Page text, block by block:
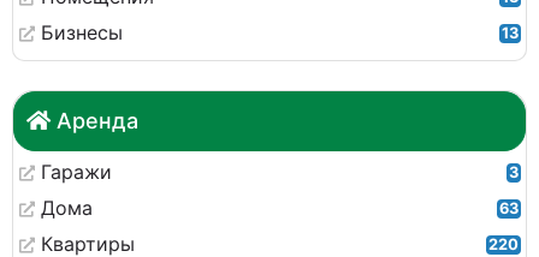
Бизнесы 13
Аренда
Гаражи 3
Дома 63
Квартиры 220